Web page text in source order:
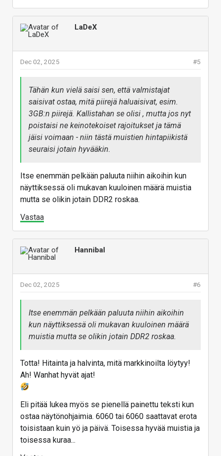
LaDeX
#5
Dec 02, 2025
Tähän kun vielä saisi sen, että valmistajat
saisivat ostaa, mitä piirejä haluaisivat, esim.
3GB:n piirejä. Kallistahan se olisi , mutta jos nyt
poistaisi ne keinotekoiset rajoitukset ja tämä
jäisi voimaan - niin tästä muistien hintapiikistä
seuraisi jotain hyvääkin.
Itse enemmän pelkään paluuta niihin aikoihin kun
näyttiksessä oli mukavan kuuloinen määrä muistia
mutta se olikin jotain DDR2 roskaa.
Vastaa
Hannibal
#6
Dec 02, 2025
Itse enemmän pelkään paluuta niihin aikoihin
kun näyttiksessä oli mukavan kuuloinen määrä
muistia mutta se olikin jotain DDR2 roskaa.
Totta! Hitainta ja halvinta, mitä markkinoilta löytyy!
Ah! Wanhat hyvät ajat!
Eli pitää lukea myös se pienellä painettu teksti kun
ostaa näytönohjaimia. 6060 tai 6060 saattavat erota
toisistaan kuin yö ja päivä. Toisessa hyvää muistia ja
toisessa kuraa...